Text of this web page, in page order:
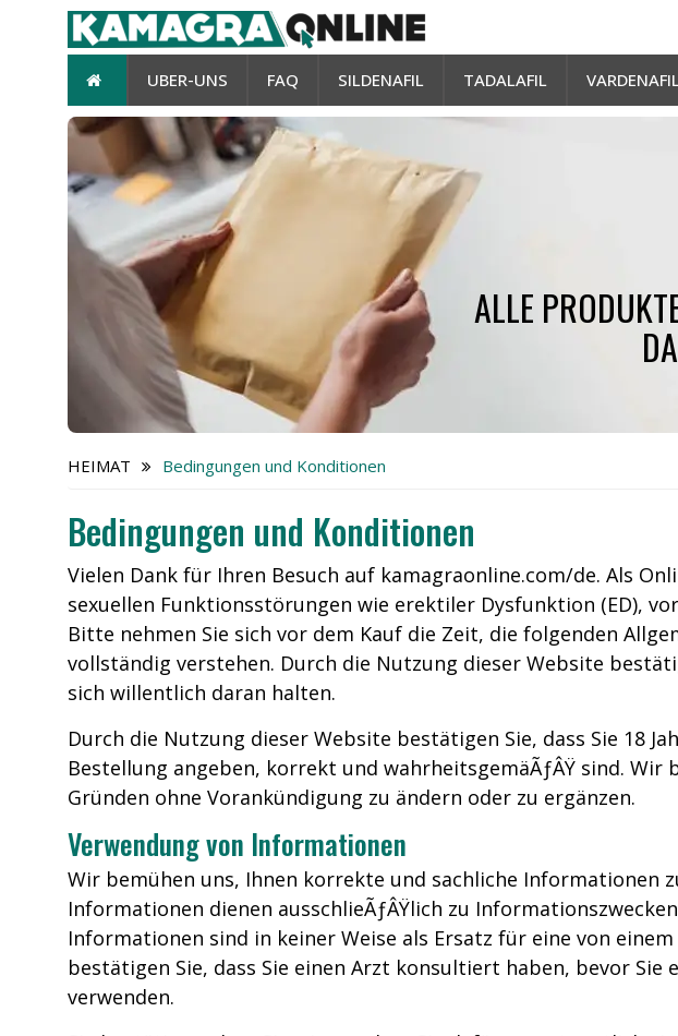
UBER-UNS FAQ SILDENAFIL TADALAFIL
ALLE
HEIMAT Bedingungen und Konditionen
Bedingungen und Konditionen
Vielen Dank für Ihren Besuch auf kamagraonline.com/de. Als
sexuellen Funktionsstörungen wie erektiler Dysfunktion (ED),
Bitte nehmen Sie sich vor dem Kauf die Zeit, die folgenden
vollständig verstehen. Durch die Nutzung dieser Website
sich willentlich daran halten.
Durch die Nutzung dieser Website bestätigen Sie, dass Sie 18
Bestellung angeben, korrekt und wahrheitsgemäÃƒÂŸ sind.
Gründen ohne Vorankündigung zu ändern oder zu ergänzen.
Verwendung von Informationen
Wir bemühen uns, Ihnen korrekte und sachliche Informationen
Informationen dienen ausschlieÃƒÂŸlich zu
Informationen sind in keiner Weise als Ersatz für eine von
bestätigen Sie, dass Sie einen Arzt konsultiert haben, bevor
verwenden.